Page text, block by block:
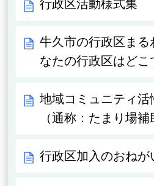
行政区活動様式集
牛久市の行政区まる
なたの行政区はどこ
地域コミュニティ活
（通称：たまり場補
行政区加入のおねが